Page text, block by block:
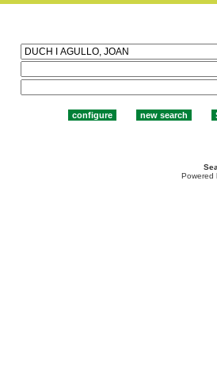
Powered